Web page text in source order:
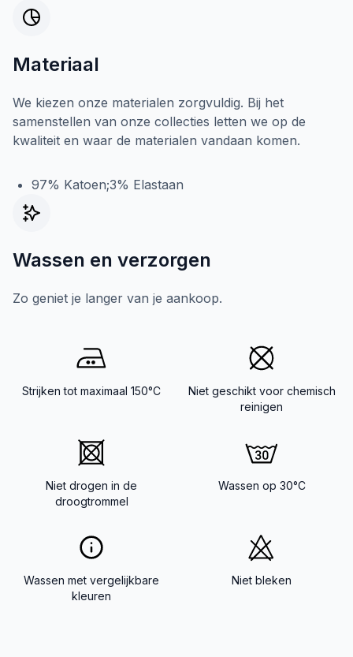
Materiaal
We kiezen onze materialen zorgvuldig. Bij het
samenstellen van onze collecties letten we op de
kwaliteit en waar de materialen vandaan komen.
97% Katoen;3% Elastaan
Wassen en verzorgen
Zo geniet je langer van je aankoop.
Strijken tot maximaal 150°C
Niet geschikt voor chemisch
reinigen
Niet drogen in de
droogtrommel
Wassen op 30°C
Wassen met vergelijkbare
kleuren
Niet bleken